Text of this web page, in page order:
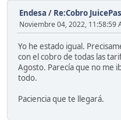
Endesa / Re:Cobro
Noviembre 04, 2022, 11:58:59
Yo he estado igual.
con el cobro de todas las
Agosto. Parecía que no me
todo.
Paciencia que te llegará.